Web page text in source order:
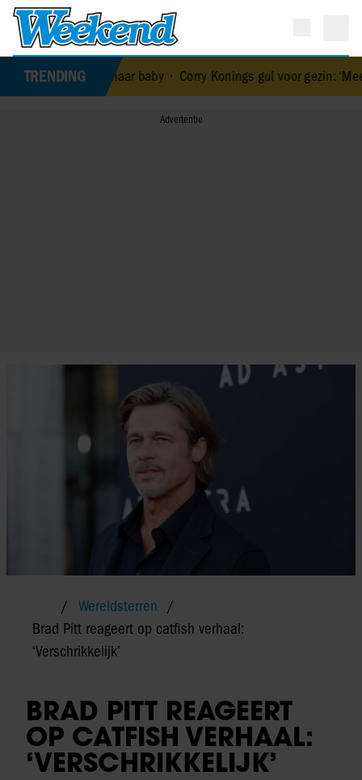
TRENDING
van haar baby Corry Konings gul voor gezin: ‘Meer voor over
Wereldsterren
Brad Pitt reageert op catfish verhaal:
‘Verschrikkelijk’
BRAD PITT REAGEERT
OP CATFISH VERHAAL:
‘VERSCHRIKKELIJK’